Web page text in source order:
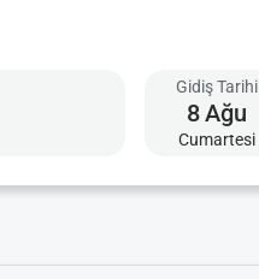
Gidiş Tarihi
8Ağu
Cumartesi